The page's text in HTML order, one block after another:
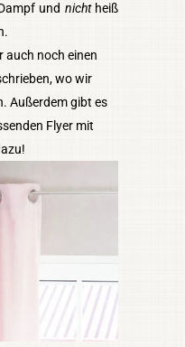
und nichtheiß
auch noch einen
wo wir
Außerdem gibt es
Flyer mit